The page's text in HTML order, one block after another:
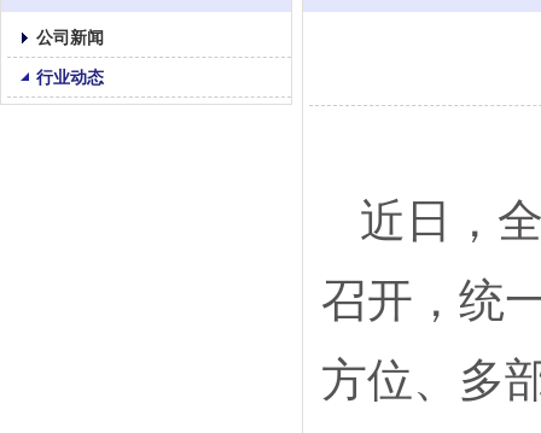
公司新闻
行业动态
近日，
召开，统
方位、多